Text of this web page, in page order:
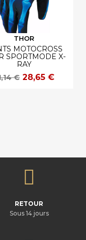
THOR
MOTOCROSS
SPORTMODE X-
RAY
€ 28,65 €
RETOUR
Sous 14 jours